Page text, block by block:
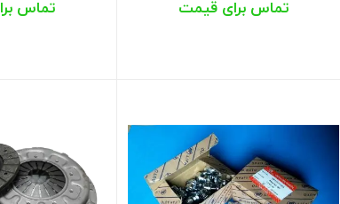
تماس برای قیمت تماس